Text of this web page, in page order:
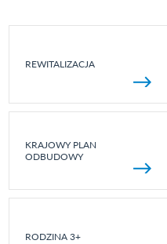
REWITALIZACJA
KRAJOWY PLAN
ODBUDOWY
RODZINA 3+